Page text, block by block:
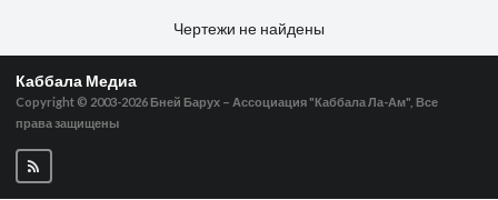
Чертежи не найдены
Каббала Медиа
Copyright © 2003-2026 Бней Барух – Ассоциация "Каббала Ла-Ам", Все
права защищены